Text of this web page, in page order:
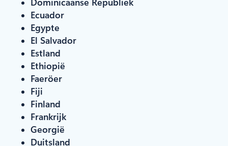
Ecuador
Egypte
El Salvador
Estland
Ethiopië
Faeröer
Fiji
Finland
Frankrijk
Georgië
Duitsland